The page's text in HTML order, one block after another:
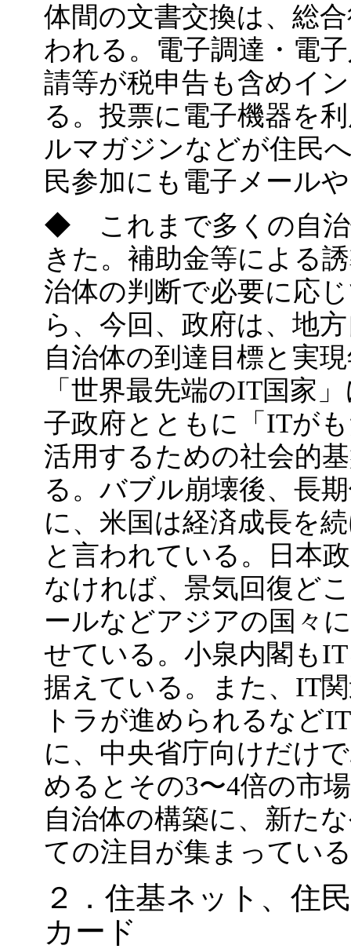
体間の文書交換は、総
われる。電子調達・電
請等が税申告も含めイ
る。投票に電子機器を
ルマガジンなどが住民
民参加にも電子メール
◆ これまで多くの自治
きた。補助金等による
治体の判断で必要に応
ら、今回、政府は、地
自治体の到達目標と実
「世界最先端のIT国家
子政府とともに「ITが
活用するための社会的
る。バブル崩壊後、長
に、米国は経済成長を
と言われている。日本
なければ、景気回復ど
ールなどアジアの国々
せている。小泉内閣も
据えている。また、IT
トラが進められるなど
に、中央省庁向けだけ
めるとその3〜4倍の市
自治体の構築に、新た
ての注目が集まってい
２．住基ネット、住
カード